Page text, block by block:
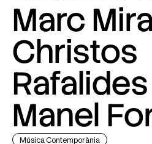
Marc
Christos
Manel
Música Contemporània